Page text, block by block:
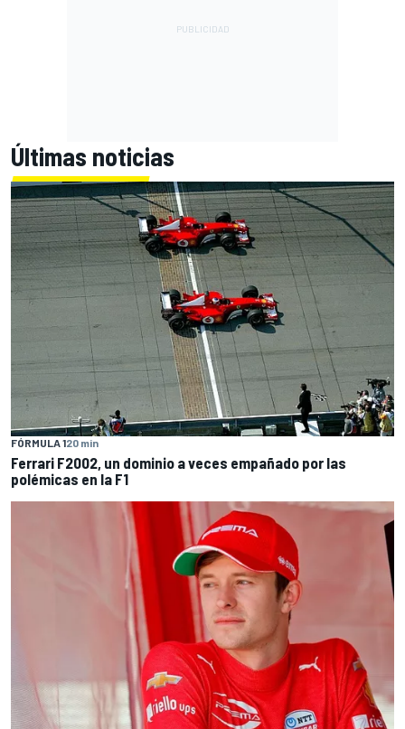
Últimas noticias
FÓRMULA 120 min
Ferrari F2002, un dominio a veces empañado por las
polémicas en la F1